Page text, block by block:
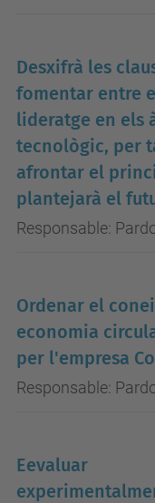
Desxifrà les
fomentar entre
lideratge en els
tecnològic, per
afrontar el
plantejarà el
Responsable:
Ordenar el
economia
per l'empresa
Responsable:
Eevaluar